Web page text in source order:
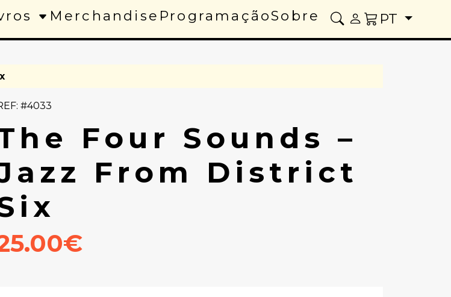
Merchandise ProgramaçãoSobre PT
#4033
Four Sounds –
From District